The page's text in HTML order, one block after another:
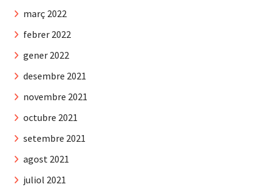
març 2022
febrer 2022
gener 2022
desembre 2021
novembre 2021
octubre 2021
setembre 2021
agost 2021
juliol 2021